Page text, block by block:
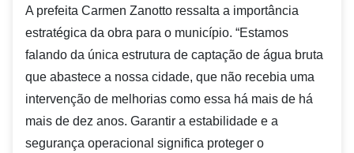
A prefeita Carmen Zanotto ressalta a importância
estratégica da obra para o município. “Estamos
falando da única estrutura de captação de água bruta
que abastece a nossa cidade, que não recebia uma
intervenção de melhorias como essa há mais de há
mais de dez anos. Garantir a estabilidade e a
segurança operacional significa proteger o